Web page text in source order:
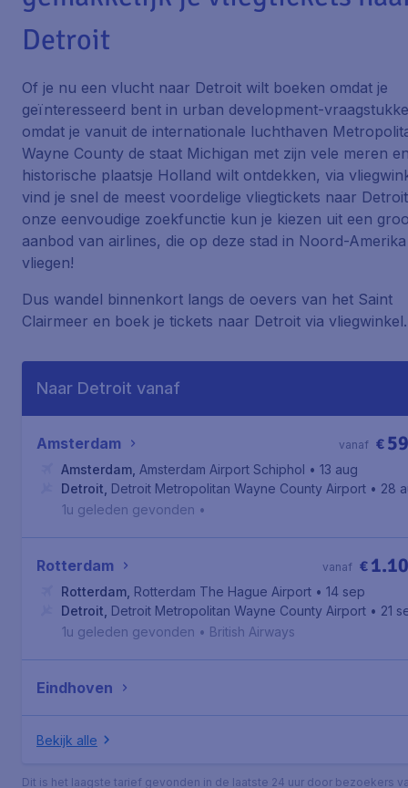
Detroit
Of je nu een vlucht naar Detroit wilt boeken omdat je
geïnteresseerd bent in urban development-
omdat je vanuit de internationale luchthaven
Wayne County de staat Michigan met zijn vele meren
historische plaatsje Holland wilt ontdekken, via
vind je snel de meest voordelige vliegtickets naar
onze eenvoudige zoekfunctie kun je kiezen uit een
aanbod van airlines, die op deze stad in Noord-Amerika
vliegen!
Dus wandel binnenkort langs de oevers van het Saint
Clairmeer en boek je tickets naar Detroit via
Naar Detroit vanaf
Amsterdam €
vanaf
Amsterdam Amsterdam Airport Schiphol • 13 aug
Detroit Detroit Metropolitan Wayne County Airport • 28
1u geleden gevonden •
Rotterdam €
vanaf
Rotterdam Rotterdam The Hague Airport • 14 sep
Detroit Detroit Metropolitan Wayne County Airport • 21
1u geleden gevonden • British Airways
Eindhoven
Bekijk alle
Dit is het laagste tarief gevonden in de laatste 24 uur door bezoekers